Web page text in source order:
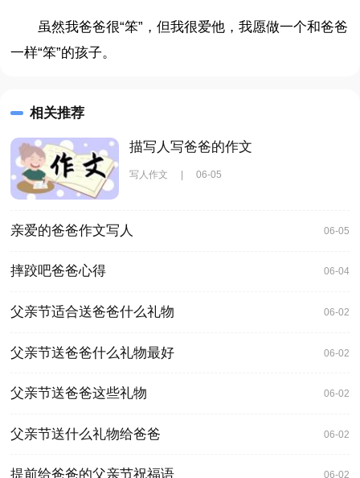
虽然我爸爸很“笨”，但我很爱他，我愿做一个和爸爸
一样“笨”的孩子。
相关推荐
描写人写爸爸的作文
写人作文 06-05
亲爱的爸爸作文写人 06-05
摔跤吧爸爸心得 06-04
父亲节适合送爸爸什么礼物 06-02
父亲节送爸爸什么礼物最好 06-02
父亲节送爸爸这些礼物 06-02
父亲节送什么礼物给爸爸 06-02
提前给爸爸的父亲节祝福语 06-02